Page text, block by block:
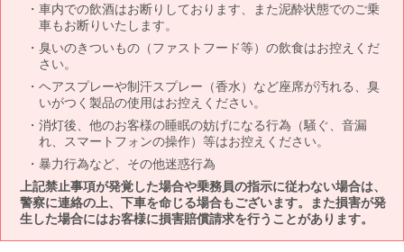
車内での飲酒はお断りしております、また泥酔状態でのご乗
車もお断りいたします。
臭いのきついもの（ファストフード等）の飲食はお控えくだ
さい。
ヘアスプレーや制汗スプレー（香水）など座席が汚れる、臭
いがつく製品の使用はお控えください。
消灯後、他のお客様の睡眠の妨げになる行為（騒ぐ、音漏
れ、スマートフォンの操作）等はお控えください。
暴力行為など、その他迷惑行為
上記禁止事項が発覚した場合や乗務員の指示に従わない場合は、
警察に連絡の上、下車を命じる場合もございます。また損害が発
生した場合にはお客様に損害賠償請求を行うことがあります。